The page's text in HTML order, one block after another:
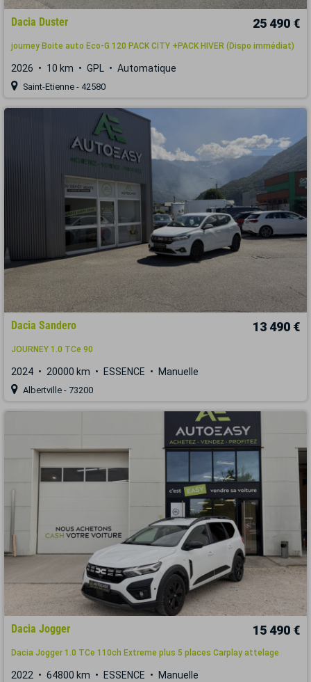
Dacia Duster 25 490 €
journey Boite auto Eco-G 120 PACK CITY +PACK HIVER (Dispo immédiat)
2026 10 km GPL Automatique
Saint-Etienne - 42580
Dacia Sandero 13 490 €
JOURNEY 1.0 TCe 90
2024 20000 km ESSENCE Manuelle
Albertville - 73200
Dacia Jogger 15 490 €
Dacia Jogger 1.0 TCe 110ch Extreme plus 5 places Carplay attelage
2022 64800 km ESSENCE Manuelle